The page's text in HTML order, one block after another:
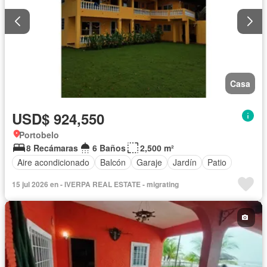
Casa
USD$ 924,550
Portobelo
8 Recámaras
6 Baños
2,500 m²
Aire acondicionado
Balcón Garaje Jardín Patio
15 jul 2026 en - IVERPA REAL ESTATE - migrating